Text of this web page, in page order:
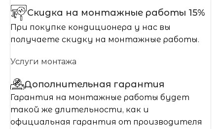
Скидка на монтажные работы 15%
При покупке кондиционера у нас вы
получаете скидку на монтажные работы.
Услуги монтажа
Дополнительная гарантия
Гарантия на монтажные работы будет
такой же длительности, как и
официальная гарантия от производителя